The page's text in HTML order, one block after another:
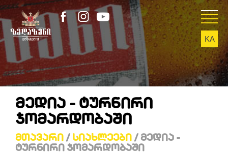
KA
ᲛᲔᲓᲘᲐ - ᲢᲣᲠᲜᲘᲠᲘ
ᲯᲝᲛᲐᲠᲓᲝᲑᲐᲨᲘ
Მთავარი / Სიახლეები / Მედია -
Ტურნირი Ჯომარდობაში